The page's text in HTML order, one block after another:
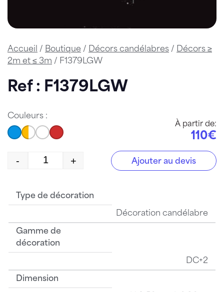
Accueil / Boutique / Décors candélabres / Décors ≥
2m et ≤ 3m / F1379LGW
Ref : F1379LGW
Couleurs :
À partir de:
110€
quantité de F1379LGW
- + Ajouter au devis
Type de décoration
Décoration candélabre
Gamme de
décoration
DC+2
Dimension